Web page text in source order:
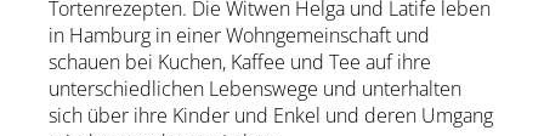
Tortenrezepten. Die Witwen Helga und Latife leben
in Hamburg in einer Wohngemeinschaft und
schauen bei Kuchen, Kaffee und Tee auf ihre
unterschiedlichen Lebenswege und unterhalten
sich über ihre Kinder und Enkel und deren Umgang